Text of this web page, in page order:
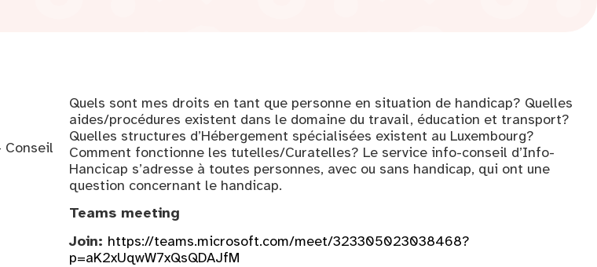
Conseil
Quels sont mes droits en tant que personne en situation de handicap? Quelles
aides/procédures existent dans le domaine du travail, éducation et transport?
Quelles structures d’Hébergement spécialisées existent au Luxembourg?
Comment fonctionne les tutelles/Curatelles? Le service info-conseil d’Info-
Hancicap s’adresse à toutes personnes, avec ou sans handicap, qui ont une
question concernant le handicap.
Teams meeting
Join: https://teams.microsoft.com/meet/323305023038468?
p=aK2xUqwW7xQsQDAJfM